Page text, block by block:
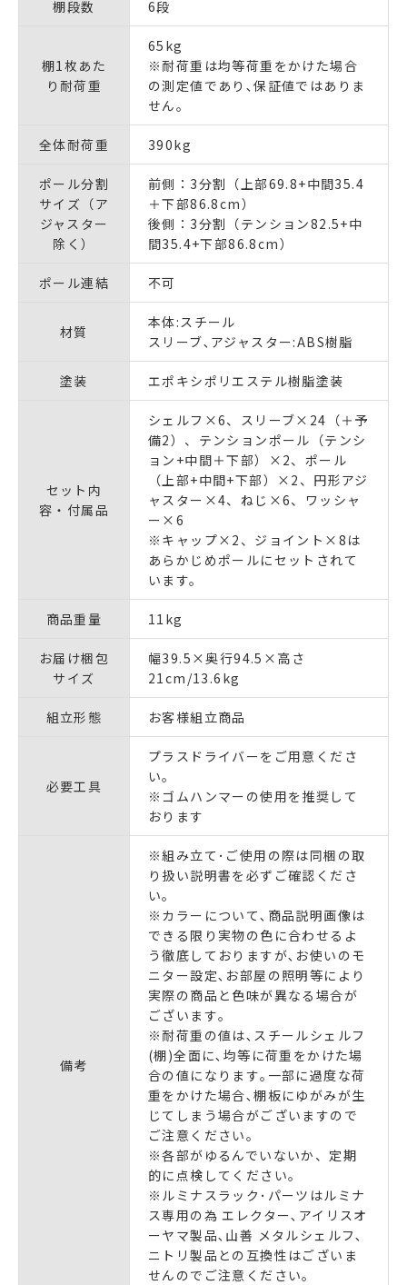
棚段数 6段
棚1枚あた
り耐荷重
65kg
※耐荷重は均等荷重をかけた場合
の測定値であり､保証値ではありま
せん｡
全体耐荷重 390kg
ポール分割
サイズ（ア
ジャスター
除く）
前側：3分割（上部69.8+中間35.4
＋下部86.8cm）
後側：3分割（テンション82.5+中
間35.4+下部86.8cm）
ポール連結 不可
材質
本体:スチール
スリーブ､アジャスター:ABS樹脂
塗装 エポキシポリエステル樹脂塗装
セット内
容・付属品
シェルフ×6、スリーブ×24（＋予
備2）、テンションポール（テンシ
ョン+中間＋下部）×2、ポール
（上部+中間+下部）×2、円形アジ
ャスター×4、ねじ×6、ワッシャ
ー×6
※キャップ×2、ジョイント×8は
あらかじめポールにセットされて
います。
商品重量 11kg
お届け梱包
サイズ
幅39.5×奥行94.5×高さ
21cm/13.6kg
組立形態 お客様組立商品
必要工具
プラスドライバーをご用意くださ
い。
※ゴムハンマーの使用を推奨して
おります
備考
※組み立て･ご使用の際は同梱の取
り扱い説明書を必ずご確認くださ
い｡
※カラーについて､商品説明画像は
できる限り実物の色に合わせるよ
う徹底しておりますが､お使いのモ
ニター設定､お部屋の照明等により
実際の商品と色味が異なる場合が
ございます｡
※耐荷重の値は､スチールシェルフ
(棚)全面に､均等に荷重をかけた場
合の値になります｡一部に過度な荷
重をかけた場合､棚板にゆがみが生
じてしまう場合がございますので
ご注意ください｡
※各部がゆるんでいないか、定期
的に点検してください。
※ルミナスラック･パーツはルミナ
ス専用の為 エレクター､アイリスオ
ーヤマ製品､山善 メタルシェルフ､
ニトリ製品との互換性はございま
せんのでご注意ください｡